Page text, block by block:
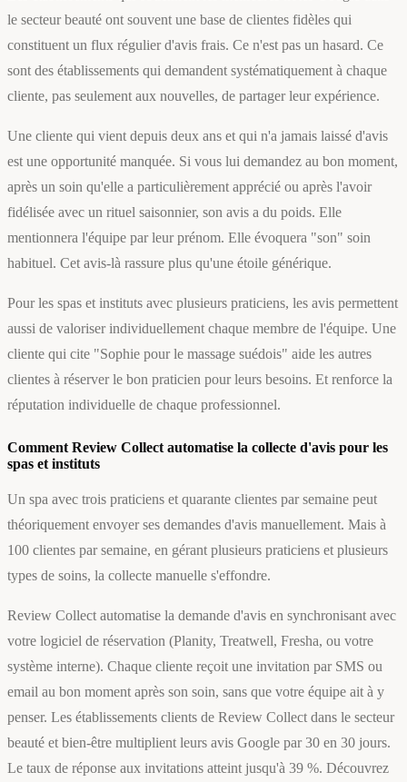
le secteur beauté ont souvent une base de clientes fidèles qui
constituent un flux régulier d'avis frais. Ce n'est pas un hasard. Ce
sont des établissements qui demandent systématiquement à chaque
cliente, pas seulement aux nouvelles, de partager leur expérience.
Une cliente qui vient depuis deux ans et qui n'a jamais laissé d'avis
est une opportunité manquée. Si vous lui demandez au bon moment,
après un soin qu'elle a particulièrement apprécié ou après l'avoir
fidélisée avec un rituel saisonnier, son avis a du poids. Elle
mentionnera l'équipe par leur prénom. Elle évoquera "son" soin
habituel. Cet avis-là rassure plus qu'une étoile générique.
Pour les spas et instituts avec plusieurs praticiens, les avis permettent
aussi de valoriser individuellement chaque membre de l'équipe. Une
cliente qui cite "Sophie pour le massage suédois" aide les autres
clientes à réserver le bon praticien pour leurs besoins. Et renforce la
réputation individuelle de chaque professionnel.
Comment Review Collect automatise la collecte d'avis pour les
spas et instituts
Un spa avec trois praticiens et quarante clientes par semaine peut
théoriquement envoyer ses demandes d'avis manuellement. Mais à
100 clientes par semaine, en gérant plusieurs praticiens et plusieurs
types de soins, la collecte manuelle s'effondre.
Review Collect automatise la demande d'avis en synchronisant avec
votre logiciel de réservation (Planity, Treatwell, Fresha, ou votre
système interne). Chaque cliente reçoit une invitation par SMS ou
email au bon moment après son soin, sans que votre équipe ait à y
penser. Les établissements clients de Review Collect dans le secteur
beauté et bien-être multiplient leurs avis Google par 30 en 30 jours.
Le taux de réponse aux invitations atteint jusqu'à 39 %. Découvrez